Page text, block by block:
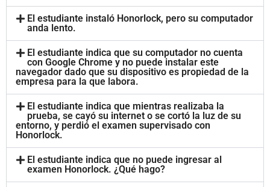
El estudiante instaló Honorlock, pero su computador
anda lento.
El estudiante indica que su computador no cuenta
con Google Chrome y no puede instalar este
navegador dado que su dispositivo es propiedad de la
empresa para la que labora.
El estudiante indica que mientras realizaba la
prueba, se cayó su internet o se cortó la luz de su
entorno, y perdió el examen supervisado con
Honorlock.
El estudiante indica que no puede ingresar al
examen Honorlock. ¿Qué hago?